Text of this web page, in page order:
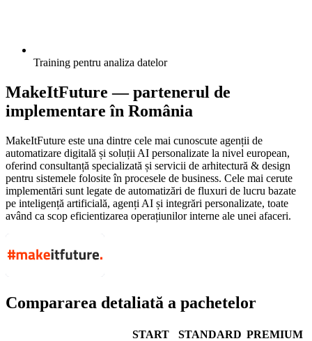
Training pentru analiza datelor
MakeItFuture — partenerul de
implementare în România
MakeItFuture este una dintre cele mai cunoscute agenții de
automatizare digitală și soluții AI personalizate la nivel european,
oferind consultanță specializată și servicii de arhitectură & design
pentru sistemele folosite în procesele de business. Cele mai cerute
implementări sunt legate de automatizări de fluxuri de lucru bazate
pe inteligență artificială, agenți AI și integrări personalizate, toate
având ca scop eficientizarea operațiunilor interne ale unei afaceri.
Compararea detaliată a pachetelor
START STANDARD PREMIUM